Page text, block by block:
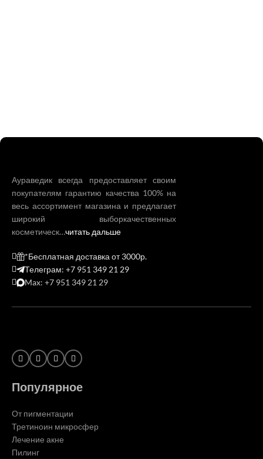
Аураведик всегда предоставляет своим
покупателям гарантию качества 100% на
весь ассортимент магазина и предлагает
широкий выборкачественных
косметическ…читать дальше
*Бесплатная доставка от 3000р.
Телеграм: +7 951 349 21 29
Max: +7 951 349 21 29
Популярное
От пигментации
Третиноин микросфер
Лечение акне
Пилинг